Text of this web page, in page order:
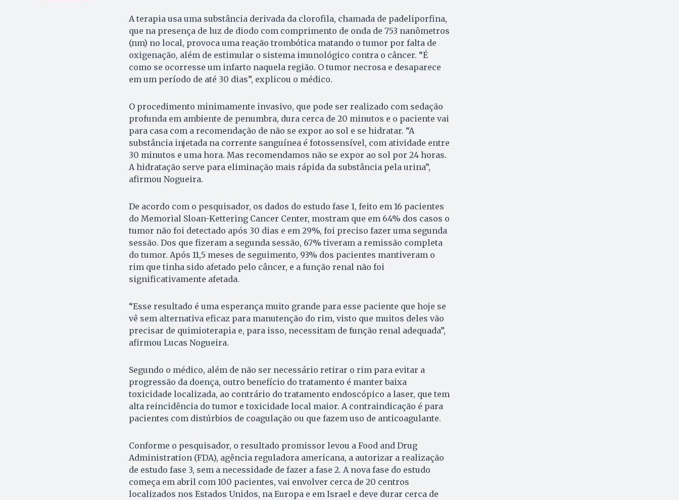
A terapia usa uma substância derivada da clorofila, chamada de padeliporfina,
que na presença de luz de diodo com comprimento de onda de 753 nanômetros
(nm) no local, provoca uma reação trombótica matando o tumor por falta de
oxigenação, além de estimular o sistema imunológico contra o câncer. “É
como se ocorresse um infarto naquela região. O tumor necrosa e desaparece
em um período de até 30 dias”, explicou o médico.
O procedimento minimamente invasivo, que pode ser realizado com sedação
profunda em ambiente de penumbra, dura cerca de 20 minutos e o paciente vai
para casa com a recomendação de não se expor ao sol e se hidratar. “A
substância injetada na corrente sanguínea é fotossensível, com atividade entre
30 minutos e uma hora. Mas recomendamos não se expor ao sol por 24 horas.
A hidratação serve para eliminação mais rápida da substância pela urina”,
afirmou Nogueira.
De acordo com o pesquisador, os dados do estudo fase 1, feito em 16 pacientes
do Memorial Sloan-Kettering Cancer Center, mostram que em 64% dos casos o
tumor não foi detectado após 30 dias e em 29%, foi preciso fazer uma segunda
sessão. Dos que fizeram a segunda sessão, 67% tiveram a remissão completa
do tumor. Após 11,5 meses de seguimento, 93% dos pacientes mantiveram o
rim que tinha sido afetado pelo câncer, e a função renal não foi
significativamente afetada.
“Esse resultado é uma esperança muito grande para esse paciente que hoje se
vê sem alternativa eficaz para manutenção do rim, visto que muitos deles vão
precisar de quimioterapia e, para isso, necessitam de função renal adequada”,
afirmou Lucas Nogueira.
Segundo o médico, além de não ser necessário retirar o rim para evitar a
progressão da doença, outro benefício do tratamento é manter baixa
toxicidade localizada, ao contrário do tratamento endoscópico a laser, que tem
alta reincidência do tumor e toxicidade local maior. A contraindicação é para
pacientes com distúrbios de coagulação ou que fazem uso de anticoagulante.
Conforme o pesquisador, o resultado promissor levou a Food and Drug
Administration (FDA), agência reguladora americana, a autorizar a realização
de estudo fase 3, sem a necessidade de fazer a fase 2. A nova fase do estudo
começa em abril com 100 pacientes, vai envolver cerca de 20 centros
localizados nos Estados Unidos, na Europa e em Israel e deve durar cerca de